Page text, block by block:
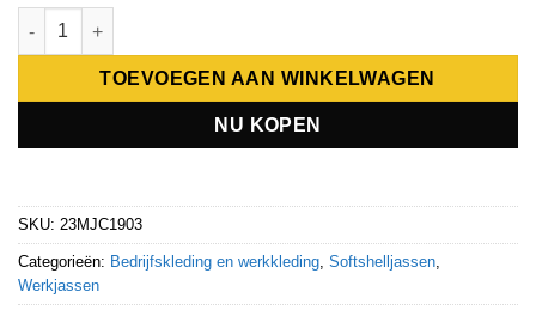
Herock TRYSTAN SOFTSHELL JACKET aantal
TOEVOEGEN AAN WINKELWAGEN
NU KOPEN
SKU: 23MJC1903
Categorieën: Bedrijfskleding en werkkleding, Softshelljassen,
Werkjassen